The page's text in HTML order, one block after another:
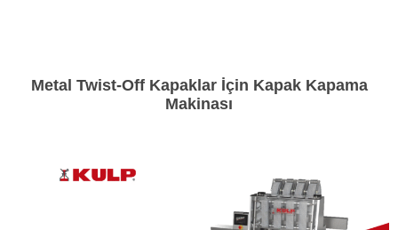
Metal Twist-Off Kapaklar İçin Kapak Kapama
Makinası